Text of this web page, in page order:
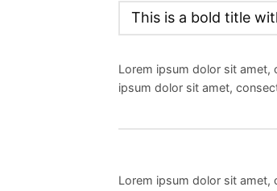
This is a bold title
Lorem ipsum dolor sit amet,
ipsum dolor sit amet,
Lorem ipsum dolor sit amet,